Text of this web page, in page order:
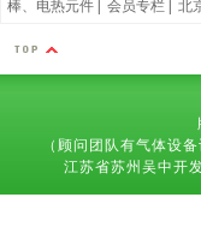
棒、电热元件
会员专栏 北
（顾问团队有气体设
江苏省苏州吴中开